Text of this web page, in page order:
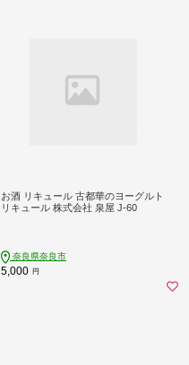
お酒 リキュール 古都華のヨーグルト
リキュール 株式会社 泉屋 J-60
奈良県奈良市
5,000 円